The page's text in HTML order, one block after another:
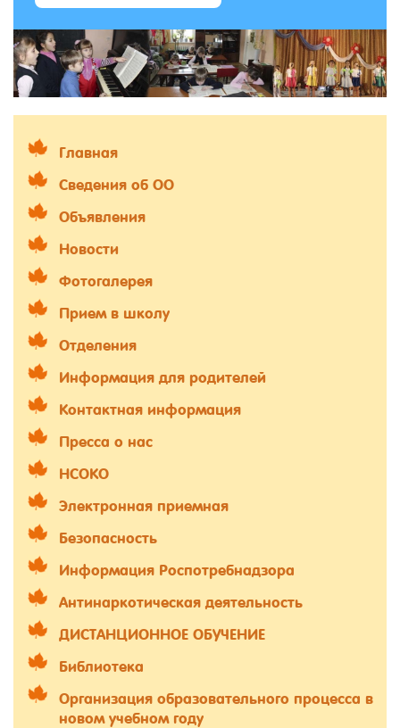
Главная
Сведения об ОО
Объявления
Новости
Фотогалерея
Прием в школу
Отделения
Информация для родителей
Контактная информация
Пресса о нас
НСОКО
Электронная приемная
Безопасность
Информация Роспотребнадзора
Антинаркотическая деятельность
ДИСТАНЦИОННОЕ ОБУЧЕНИЕ
Библиотека
Организация образовательного процесса в
новом учебном году